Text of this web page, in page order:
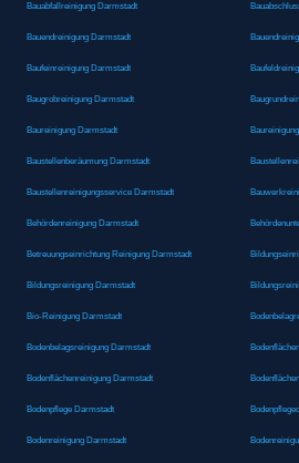
Bauabfallreinigung Darmstadt
Bauendreinigung Darmstadt
Baufeinreinigung Darmstadt
Baugrobreinigung Darmstadt
Baureinigung Darmstadt
Baustellenberäumung Darmstadt
Baustellenreinigungsservice Darmstadt
Behördenreinigung Darmstadt
Betreuungseinrichtung Reinigung Darmstadt
Bildungsreinigung Darmstadt
Bio-Reinigung Darmstadt
Bodenbelagsreinigung Darmstadt
Bodenflächenreinigung Darmstadt
Bodenpflege Darmstadt
Bodenreinigung Darmstadt